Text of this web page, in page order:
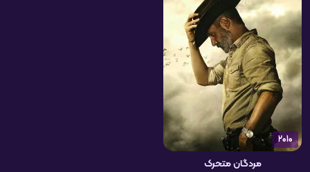
2010
مردگان متحرک